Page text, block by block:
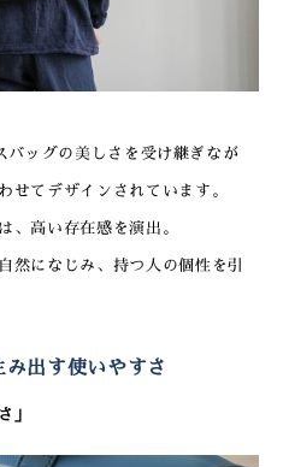
ッグの美しさを受け継ぎなが
せてデザインされています。
、高い存在感を演出。
然になじみ、持つ人の個性を引
出す使いやすさ
」